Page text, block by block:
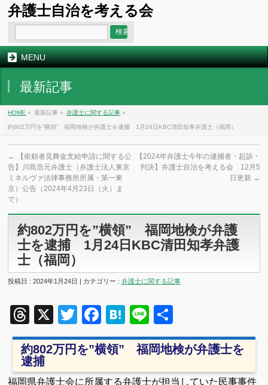
弁護士自治を考える会
MENU
最新記事
HOME » 最新記事 » 弁護士に関する記事 »
約802万円を”横領” 福岡地検が弁護士を逮捕 1月24日KBC清田知孝弁護士（福岡）
←
【依頼者見舞金支給申請に関する公
告】川島浩元弁護士（弁護士法人東京
ミネルヴァ法律事務所所属・第一東
京）公告（2024年4月23日（火）ま
で）
【2024年弁護士今年の逮捕者・起訴・
判決】弁護士自治を考える会 12月5
日更新 →
約802万円を”横領” 福岡地検が弁護
士を逮捕 1月24日KBC清田知孝弁護
士（福岡）
投稿日 : 2024年1月24日 | カテゴリー :弁護士に関する記事
Threads
X TwitterFacebook
Hatena
Line
有
約802万円を”横領” 福岡地検が弁護士を
逮捕
福岡県弁護士会に所属する弁護士が担当していた民事事件